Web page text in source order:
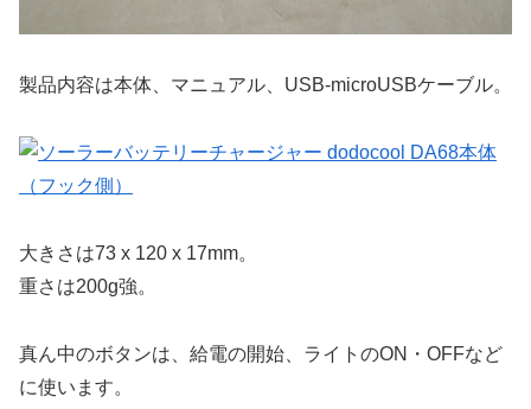
製品内容は本体、マニュアル、USB-microUSBケーブル。
大きさは73 x 120 x 17mm。
重さは200g強。
真ん中のボタンは、給電の開始、ライトのON・OFFなど
に使います。